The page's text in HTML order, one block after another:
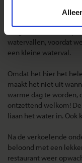
de bergen. Onderweg
watervallen, voordat
een kleine waterval.
Omdat het hier het
maakt het niet uit
warme dag te worden,
ontzettend welkom!
liaan het water in. Ook
Na de verkoelende
beloond met een
restaurant weer